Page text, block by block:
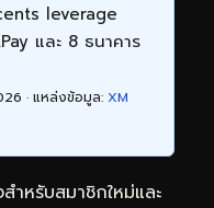
leverage
และ 8 ธนาคาร
· แหล่งข้อมูล: XM
ำหรับสมาชิกใหม่และ